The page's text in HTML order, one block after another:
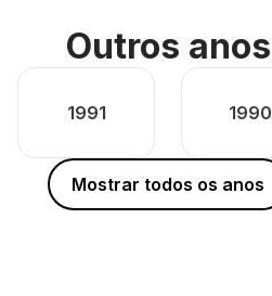
Outros anos
1991 1990
Mostrar todos os anos